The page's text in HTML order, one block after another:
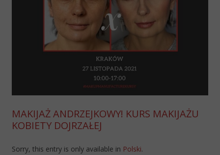
MAKIJAŻ ANDRZEJKOWY! KURS MAKIJAŻU
KOBIETY DOJRZAŁEJ
Sorry, this entry is only available in Polski.